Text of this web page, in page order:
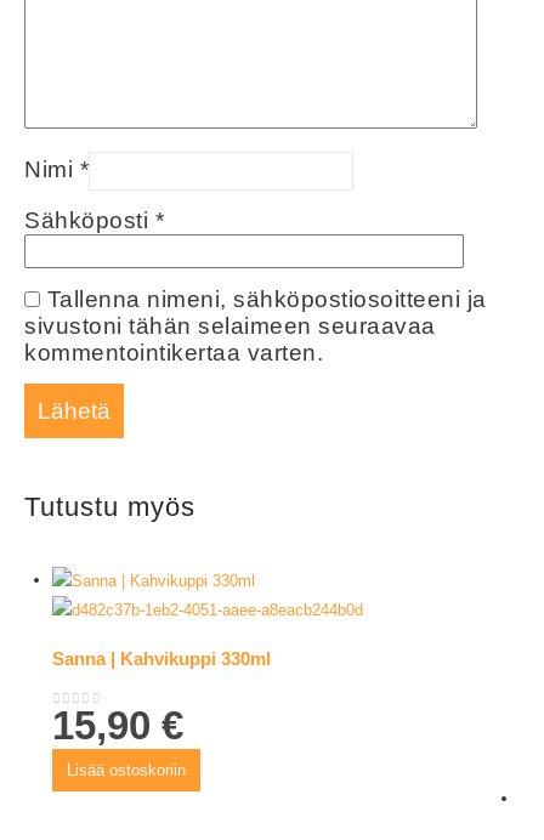
Nimi *
Sähköposti *
Tallenna nimeni, sähköpostiosoitteeni ja
sivustoni tähän selaimeen seuraavaa
kommentointikertaa varten.
Tutustu myös
Sanna | Kahvikuppi 330ml
0out of 5
15,90€
Lisää ostoskoriin